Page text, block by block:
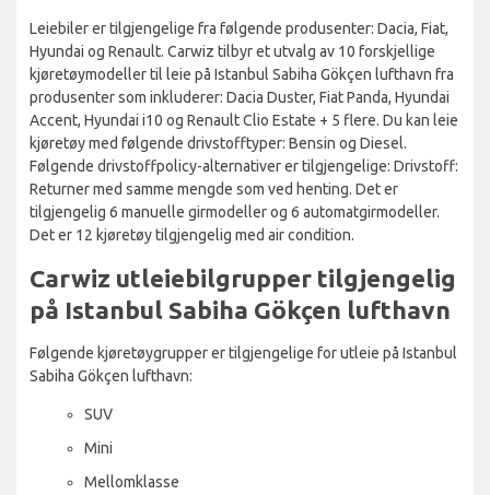
Leiebiler er tilgjengelige fra følgende produsenter: Dacia, Fiat,
Hyundai og Renault. Carwiz tilbyr et utvalg av 10 forskjellige
kjøretøymodeller til leie på Istanbul Sabiha Gökçen lufthavn fra
produsenter som inkluderer: Dacia Duster, Fiat Panda, Hyundai
Accent, Hyundai i10 og Renault Clio Estate + 5 flere. Du kan leie
kjøretøy med følgende drivstofftyper: Bensin og Diesel.
Følgende drivstoffpolicy-alternativer er tilgjengelige: Drivstoff:
Returner med samme mengde som ved henting. Det er
tilgjengelig 6 manuelle girmodeller og 6 automatgirmodeller.
Det er 12 kjøretøy tilgjengelig med air condition.
Carwiz utleiebilgrupper tilgjengelig
på Istanbul Sabiha Gökçen lufthavn
Følgende kjøretøygrupper er tilgjengelige for utleie på Istanbul
Sabiha Gökçen lufthavn:
SUV
Mini
Mellomklasse